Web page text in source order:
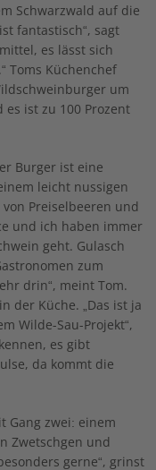
Schwarzwald auf die
fantastisch“, sagt
es lässt sich
Toms Küchenchef
um
es ist zu 100 Prozent
Burger ist eine
leicht nussigen
Preiselbeeren und
und ich haben immer
geht. Gulasch
zum
drin“, meint Tom.
der Küche. „Das ist ja
Wilde-Sau-Projekt“,
es gibt
da kommt die
Gang zwei: einem
Zwetschgen und
gerne“, grinst